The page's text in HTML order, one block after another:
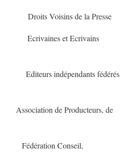
de la Presse
et Ecrivains
indépendants fédérés
de Producteurs, de
Conseil,